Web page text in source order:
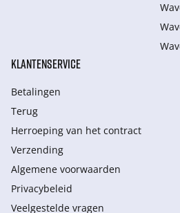
KLANTENSERVICE
Betalingen
Terug
Herroeping van het contract
Verzending
Algemene voorwaarden
Privacybeleid
Veelgestelde vragen